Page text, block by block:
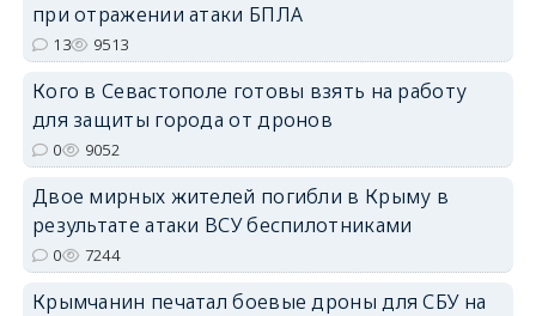
erid: 2SDnjdvhGXG
при отражении атаки БПЛА
13 9513
Кого в Севастополе готовы взять на работу
для защиты города от дронов
0 9052
Двое мирных жителей погибли в Крыму в
результате атаки ВСУ беспилотниками
0 7244
Крымчанин печатал боевые дроны для СБУ на